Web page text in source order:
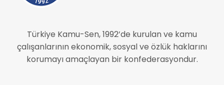
Türkiye Kamu-Sen, 1992’de kurulan ve kamu
çalışanlarının ekonomik, sosyal ve özlük haklarını
korumayı amaçlayan bir konfederasyondur.